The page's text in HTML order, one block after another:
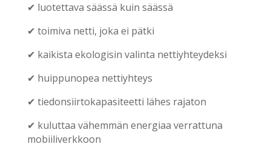
✔ luotettava säässä kuin säässä
✔ toimiva netti, joka ei pätki
✔ kaikista ekologisin valinta nettiyhteydeksi
✔ huippunopea nettiyhteys
✔ tiedonsiirtokapasiteetti lähes rajaton
✔ kuluttaa vähemmän energiaa verrattuna
mobiiliverkkoon